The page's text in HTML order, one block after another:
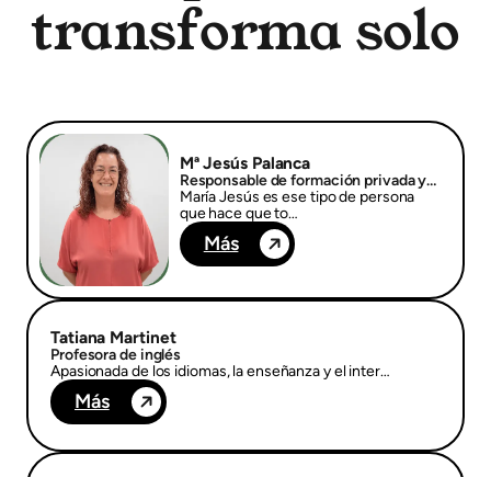
transforma solo
Mª Jesús Palanca
Responsable de formación privada y
subvencionada
María Jesús es ese tipo de persona
que hace que to…
Más
Tatiana Martinet
Profesora de inglés
Apasionada de los idiomas, la enseñanza y el inter…
Más